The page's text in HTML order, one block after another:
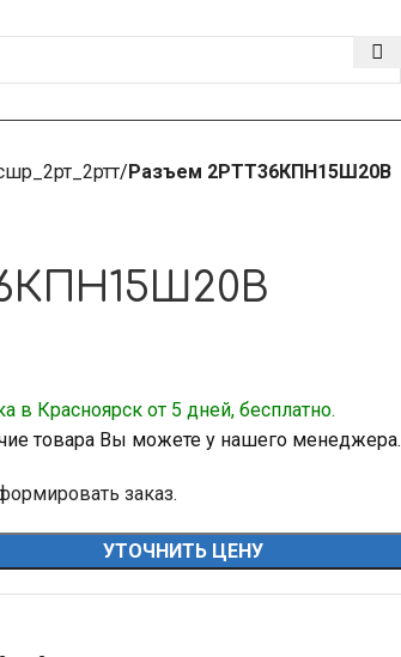
Разъем 2РТТ36КПН15Ш20В
Красноярск от 5 дней, бесплатно.
товара Вы можете у нашего менеджера.
заказ.
УТОЧНИТЬ ЦЕНУ